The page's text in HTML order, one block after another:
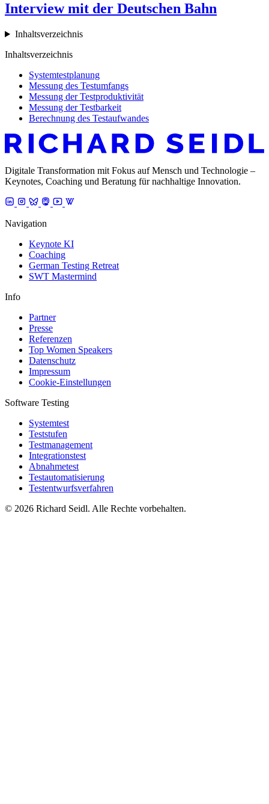
Interview mit der Deutschen Bahn
Inhaltsverzeichnis
Inhaltsverzeichnis
Systemtestplanung
Messung des Testumfangs
Messung der Testproduktivität
Messung der Testbarkeit
Berechnung des Testaufwandes
Digitale Transformation mit Fokus auf Mensch und Technologie –
Keynotes, Coaching und Beratung für nachhaltige Innovation.
Navigation
Keynote KI
Coaching
German Testing Retreat
SWT Mastermind
Info
Partner
Presse
Referenzen
Top Women Speakers
Datenschutz
Impressum
Cookie-Einstellungen
Software Testing
Systemtest
Teststufen
Testmanagement
Integrationstest
Abnahmetest
Testautomatisierung
Testentwurfsverfahren
© 2026 Richard Seidl. Alle Rechte vorbehalten.